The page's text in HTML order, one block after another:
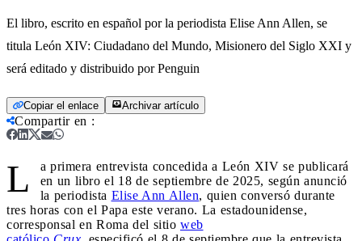
El libro, escrito en español por la periodista Elise Ann Allen, se
titula León XIV: Ciudadano del Mundo, Misionero del Siglo XXI y
será editado y distribuido por Penguin
Copiar el enlace Archivar artículo
Compartir en :
L
a primera entrevista concedida a León XIV se publicará
en un libro el 18 de septiembre de 2025, según anunció
la periodista Elise Ann Allen, quien conversó durante
tres horas con el Papa este verano. La estadounidense,
corresponsal en Roma del sitio web